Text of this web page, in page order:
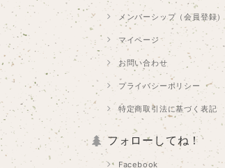
メンバーシップ（会員登録）
マイページ
お問い合わせ
プライバシーポリシー
特定商取引法に基づく表記
フォローしてね！
Facebook